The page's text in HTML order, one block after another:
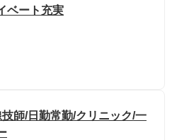
ベート充実
技師/日勤常勤/クリニック/一